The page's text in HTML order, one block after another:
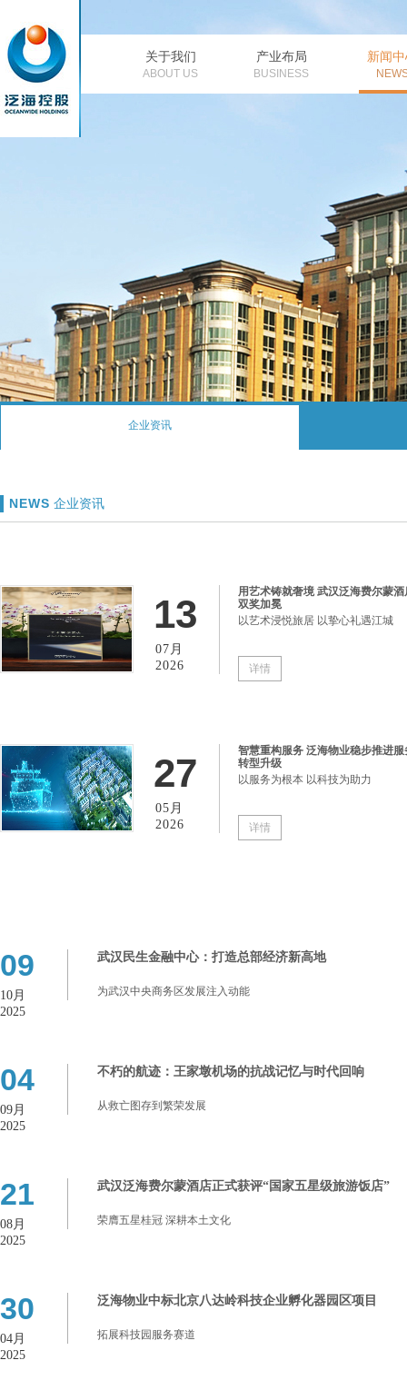
新闻
产业布局
BUSINESS
关于我们
ABOUT US
公司简介 董事长致辞 公
企业资讯
NEWS 企业资讯
13
07月
2026
用艺术铸就奢境 武汉泛海费尔蒙酒
双奖加冕
以艺术浸悦旅居 以挚心礼遇江城
详情
27
05月
2026
智慧重构服务 泛海物业稳步推进服
转型升级
以服务为根本 以科技为助力
详情
09
10月
2025
武汉民生金融中心：打造总部经济新高地
为武汉中央商务区发展注入动能
04
09月
2025
不朽的航迹：王家墩机场的抗战记忆与时代回响
从救亡图存到繁荣发展
21
08月
2025
武汉泛海费尔蒙酒店正式获评“国家五星级旅游饭店”
荣膺五星桂冠 深耕本土文化
30
04月
2025
泛海物业中标北京八达岭科技企业孵化器园区项目
拓展科技园服务赛道